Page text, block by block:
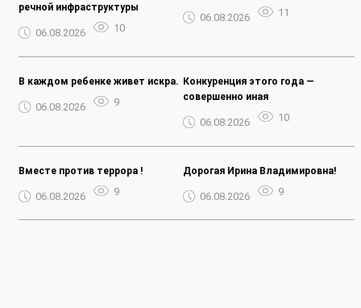
речной инфраструктуры
06.08.2026 10
06.08.2026 11
В каждом ребенке живет искра.
06.08.2026 9
Конкуренция этого года —
совершенно иная
06.08.2026 10
Вместе против террора !
06.08.2026 9
Дорогая Ирина Владимировна!
06.08.2026 9